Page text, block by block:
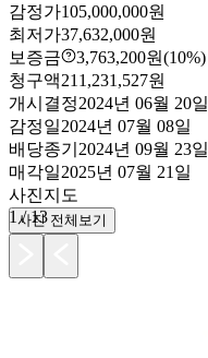
감정가105,000,000원
최저가37,632,000원
보증금
3,763,200원(10%)
청구액211,231,527원
개시결정2024년 06월 20일
감정일2024년 07월 08일
배당종기 2024년 09월 23일
매각일2025년 07월 21일
사진지도
1 /13
사진 전체보기